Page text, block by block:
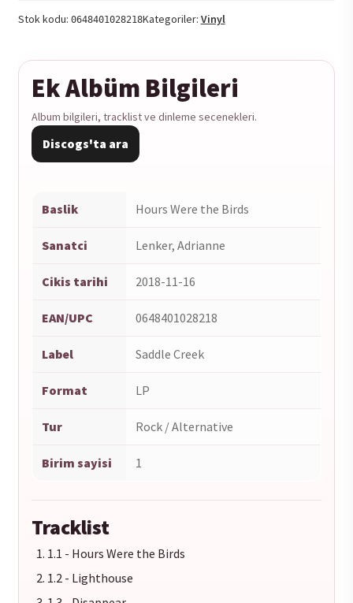
1LP
on
on
Stok kodu: 0648401028218Kategoriler: Vinyl
Ek Albüm Bilgileri
Album bilgileri, tracklist ve dinleme secenekleri.
Discogs'ta ara
Baslik Hours Were the Birds
Sanatci Lenker, Adrianne
Cikis tarihi 2018-11-16
EAN/UPC 0648401028218
Label Saddle Creek
Format LP
Tur Rock / Alternative
Birim sayisi 1
Tracklist
1.1 - Hours Were the Birds
1.2 - Lighthouse